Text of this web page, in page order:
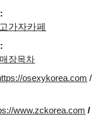
가자카페
장목차
osexykorea.com /
www.zckorea.com /